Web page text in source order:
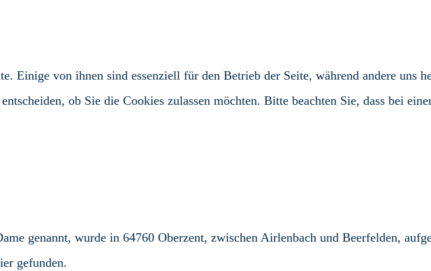
genannt, wurde in 64760 Oberzent, zwischen Airlenbach und Beerfelden,
gefunden.
Einige von ihnen sind essenziell für den Betrieb der Seite, während andere uns
ob Sie die Cookies zulassen möchten. Bitte beachten Sie, dass bei